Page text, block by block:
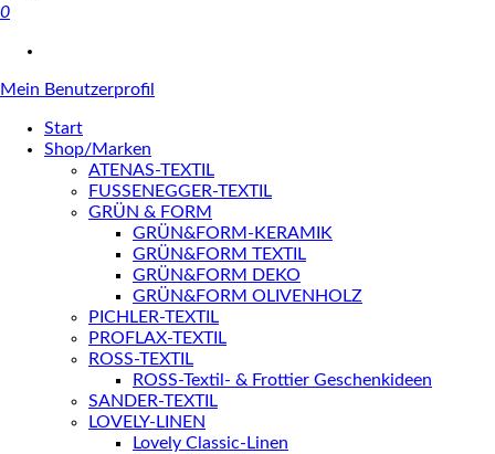
0
Mein Benutzerprofil
Start
Shop/Marken
ATENAS-TEXTIL
FUSSENEGGER-TEXTIL
GRÜN & FORM
GRÜN&FORM-KERAMIK
GRÜN&FORM TEXTIL
GRÜN&FORM DEKO
GRÜN&FORM OLIVENHOLZ
PICHLER-TEXTIL
PROFLAX-TEXTIL
ROSS-TEXTIL
ROSS-Textil- & Frottier Geschenkideen
SANDER-TEXTIL
LOVELY-LINEN
Lovely Classic-Linen